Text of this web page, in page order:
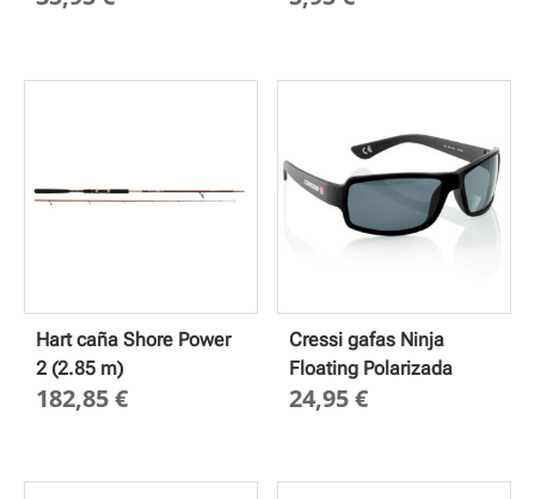
Hart caña Shore Power
2 (2.85 m)
182,85€
Cressi gafas Ninja
Floating Polarizada
24,95€